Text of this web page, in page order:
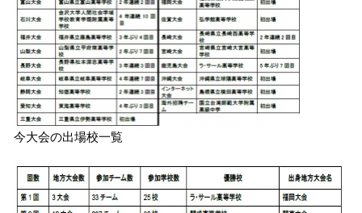
今大会の出場校一覧